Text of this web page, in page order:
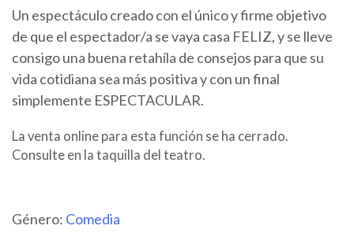
Un espectáculo creado con el único y firme objetivo
de que el espectador/a se vaya casa FELIZ, y se lleve
consigo una buena retahíla de consejos para que su
vida cotidiana sea más positiva y con un final
simplemente ESPECTACULAR.
La venta online para esta función se ha cerrado.
Consulte en la taquilla del teatro.
Género: Comedia